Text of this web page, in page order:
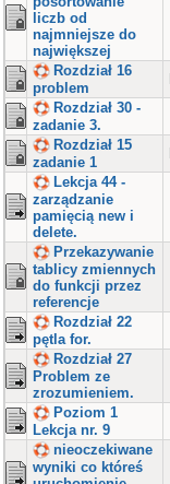
liczb od
najmniejsze do
największej
Rozdział 16
problem
Rozdział 30 -
zadanie 3.
Rozdział 15
zadanie 1
Lekcja 44 -
zarządzanie
pamięcią new i
delete.
Przekazywanie
tablicy zmiennych
do funkcji przez
referencje
Rozdział 22
pętla for.
Rozdział 27
Problem ze
zrozumieniem.
Poziom 1
Lekcja nr. 9
nieoczekiwane
wyniki co któreś